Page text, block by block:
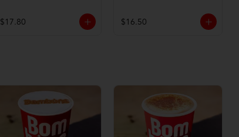
$17.80 $16.50